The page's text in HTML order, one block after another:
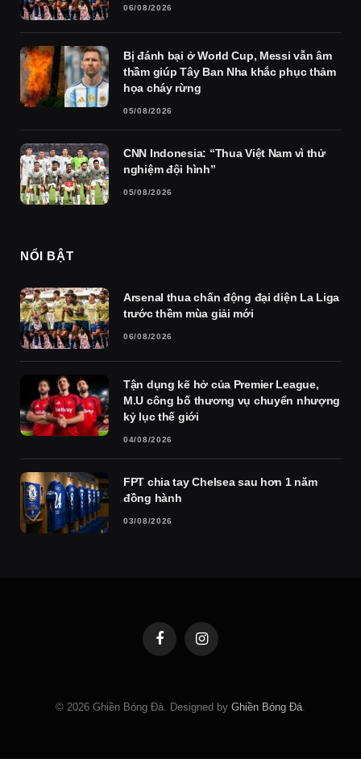
06/08/2026
Bị đánh bại ở World Cup, Messi vẫn âm
thầm giúp Tây Ban Nha khắc phục thảm
họa cháy rừng
05/08/2026
CNN Indonesia: “Thua Việt Nam vì thử
nghiệm đội hình”
05/08/2026
NỔI BẬT
Arsenal thua chấn động đại diện La Liga
trước thềm mùa giải mới
06/08/2026
Tận dụng kẽ hở của Premier League,
M.U công bố thương vụ chuyển nhượng
kỷ lục thế giới
04/08/2026
FPT chia tay Chelsea sau hơn 1 năm
đồng hành
03/08/2026
FacebookInstagram
© 2026 Ghiền Bóng Đá. Designed by Ghiền Bóng Đá